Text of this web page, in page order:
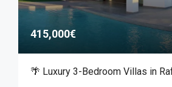
415,000€
🌴 Luxury 3-Bedroom Villas in